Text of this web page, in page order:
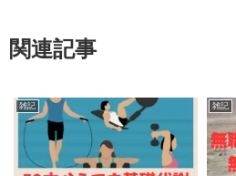
関連記事
雑記 雑記